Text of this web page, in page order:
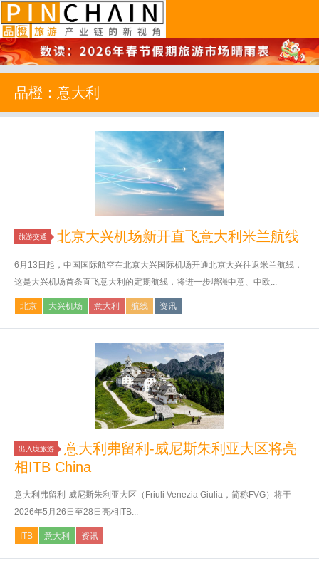
品橙旅游
品橙：意大利
旅游交通 北京大兴机场新开直飞意大利米兰航线
6月13日起，中国国际航空在北京大兴国际机场开通北京大兴往返米兰航线，
这是大兴机场首条直飞意大利的定期航线，将进一步增强中意、中欧...
北京 大兴机场 意大利 航线 资讯
出入境旅游
意大利弗留利-威尼斯朱利亚大区将亮
相ITB China
意大利弗留利-威尼斯朱利亚大区（Friuli Venezia Giulia，简称FVG）将于
2026年5月26日至28日亮相ITB...
ITB 意大利 资讯